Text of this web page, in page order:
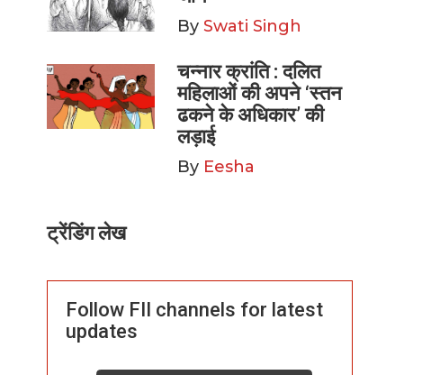
By Swati Singh
चन्नार क्रांति : दलित
महिलाओं की अपने ‘स्तन
ढकने के अधिकार’ की
लड़ाई
By Eesha
ट्रेंडिंग लेख
Follow FII channels for latest
updates